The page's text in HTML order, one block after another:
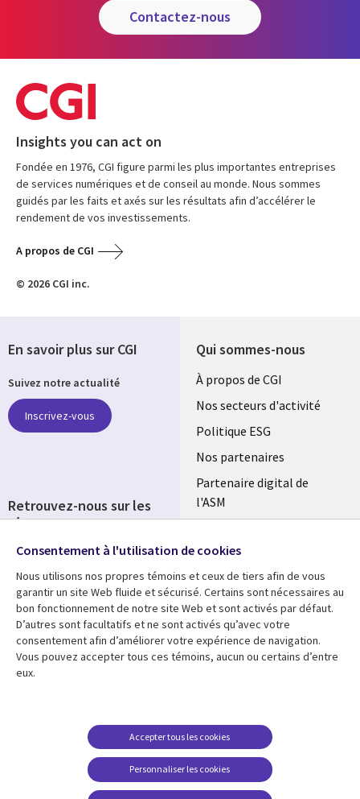
contactez-nous
Insights you can act on
Fondée en 1976, CGI figure parmi les plus importantes entreprises
de services numériques et de conseil au monde. Nous sommes
guidés par les faits et axés sur les résultats afin d’accélérer le
rendement de vos investissements.
A propos de CGI
© 2026 CGI inc.
Qui sommes-nous
Useful
links
FRANCE
À propos de CGI
Nos secteurs d'activité
Politique ESG
Nos partenaires
Partenaire digital de
l'ASM
Fusions
Ressources
Library
Links
Articles
Blog
Support
Legal
Accessibilité
conditions juridiques
FAQ Carrières
Centre de gestion des
témoins
En savoir plus sur CGI
Suivez notre actualité
Inscrivez-vous
Retrouvez-nous sur les
réseaux
Social
Media
FRANCE
Consentement à l'utilisation de cookies
Nous utilisons nos propres témoins et ceux de tiers afin de vous
garantir un site Web fluide et sécurisé. Certains sont nécessaires au
bon fonctionnement de notre site Web et sont activés par défaut.
D’autres sont facultatifs et ne sont activés qu’avec votre
consentement afin d’améliorer votre expérience de navigation.
Vous pouvez accepter tous ces témoins, aucun ou certains d’entre
eux.
Personnaliser les cookies
Accepter tous les cookies